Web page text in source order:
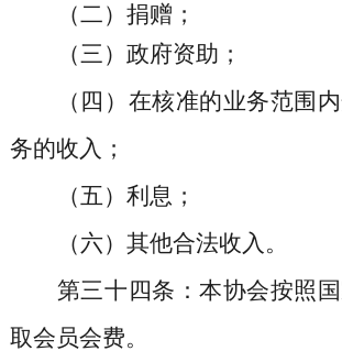
（二）捐赠；
（三）政府资助；
（四）在核准的业务范围
务的收入；
（五）利息；
（六）其他合法收入。
第三十四条 ：本协会按照
取会员会费。